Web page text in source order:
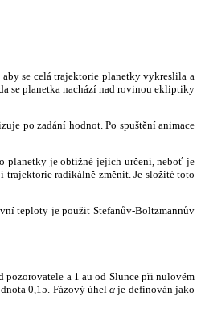
se celá trajektorie planetky vykreslila a
se planetka nachází nad rovinou ekliptiky
po zadání hodnot. Po spuštění animace
planetky je obtížné jejich určení, neboť je
trajektorie radikálně změnit. Je složité toto
teploty je použit Stefanův-Boltzmannův
a 1 au od Slunce při nulovém
0,15. Fázový úhelα je definován jako